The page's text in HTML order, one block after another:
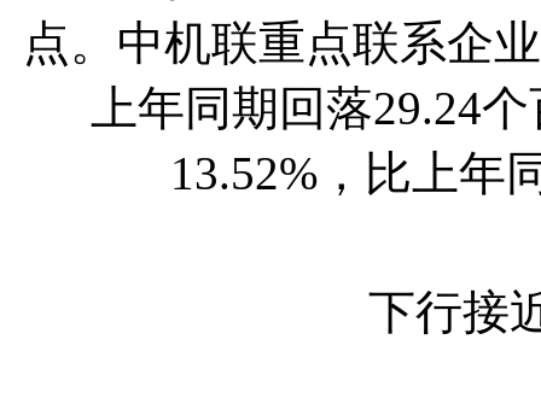
点。中机联重点联系企
上年同期回落29.24
13.52%，比上年
下行接近